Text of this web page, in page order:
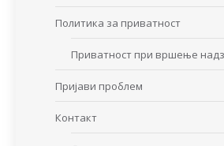
Политика за приватност
Приватност при вршење
Пријави проблем
Контакт